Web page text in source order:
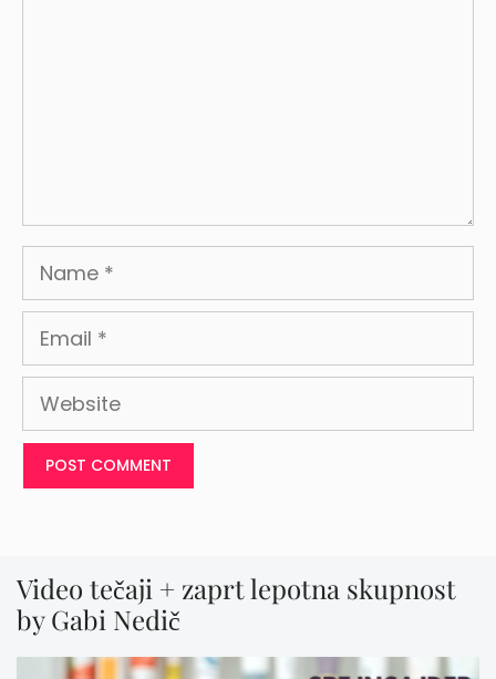
Name
Email
Website
Video tečaji + zaprt lepotna skupnost
by Gabi Nedič